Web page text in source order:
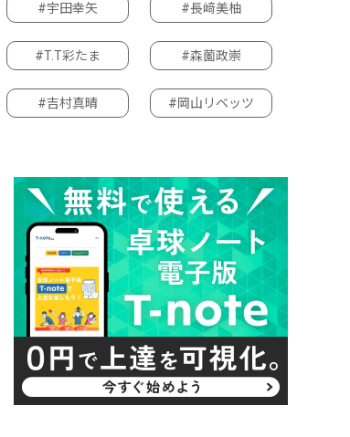
#宇田幸矢 #長﨑美柚
#T.T彩たま #森薗政崇
#吉村真晴 #岡山リベッツ